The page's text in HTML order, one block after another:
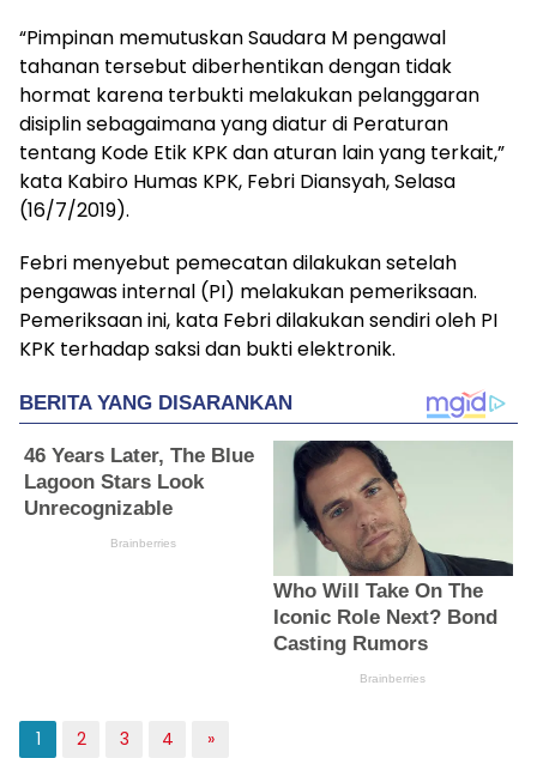
“Pimpinan memutuskan Saudara M pengawal
tahanan tersebut diberhentikan dengan tidak
hormat karena terbukti melakukan pelanggaran
disiplin sebagaimana yang diatur di Peraturan
tentang Kode Etik KPK dan aturan lain yang terkait,”
kata Kabiro Humas KPK, Febri Diansyah, Selasa
(16/7/2019).
Febri menyebut pemecatan dilakukan setelah
pengawas internal (PI) melakukan pemeriksaan.
Pemeriksaan ini, kata Febri dilakukan sendiri oleh PI
KPK terhadap saksi dan bukti elektronik.
1 2 3 4 »